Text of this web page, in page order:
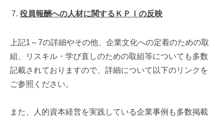
役員報酬への人材に関するＫＰＩの反映
上記1～7の詳細やその他、企業文化への定着のための取
組、リスキル・学び直しのための取組等についても多数
記載されておりますので、詳細について以下のリンクを
ご参照ください。
また、人的資本経営を実践している企業事例も多数掲載